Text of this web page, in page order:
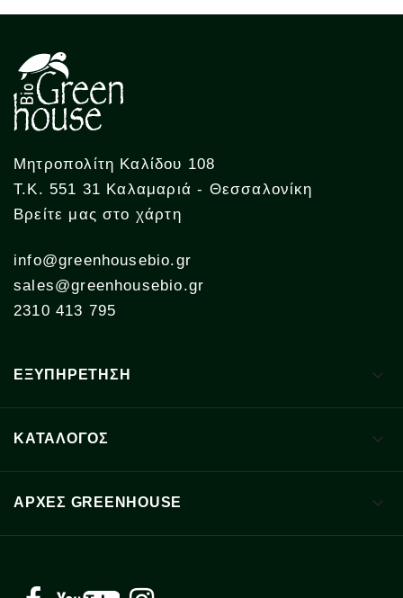
Μητροπολίτη Καλίδου 108
Τ.Κ. 551 31 Καλαμαριά - Θεσσαλονίκη
Βρείτε μας στο χάρτη
info@greenhousebio.gr
sales@greenhousebio.gr
2310 413 795
ΕΞΥΠΗΡΕΤΗΣΗ 
ΚΑΤΑΛΟΓΟΣ 
ΑΡΧΈΣ GREENHOUSE 